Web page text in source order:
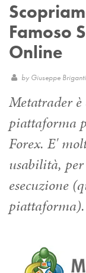
Famoso
Online
by Giuseppe Briganti
Metatrader
piattaforma
Forex. E'
usabilità,
esecuzione
piattaforma).